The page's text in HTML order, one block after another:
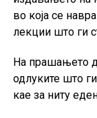
разликите во
трансакции,
Дополнително,
банките во
во која се
лекции што ги
На прашањето
одлуките што
кае за ниту